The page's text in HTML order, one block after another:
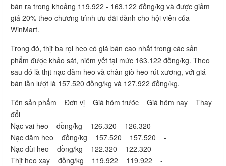
bán ra trong khoảng 119.922 - 163.122 đồng/kg và được giảm
giá 20% theo chương trình ưu đãi dành cho hội viên của
WinMart.
Trong đó, thịt ba rọi heo có giá bán cao nhất trong các sản
phẩm được khảo sát, niêm yết tại mức 163.122 đồng/kg. Theo
sau đó là thịt nạc dăm heo và chân giò heo rút xương, với giá
bán lần lượt là 157.520 đồng/kg và 127.922 đồng/kg.
Tên sản phẩm Đơn vị Giá hôm trước Giá hôm nay Thay
đổi
Nạc vai heo đồng/kg 126.320 126.320 -
Nạc dăm heo đồng/kg 157.520 157.520 -
Nạc đùi heo đồng/kg 122.320 122.320 -
Thịt heo xay đồng/kg 119.922 119.922 -